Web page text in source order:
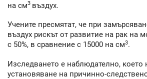
на см3 въздух.
Учените пресмятат, че при
въздух рискът от развитие на рак на
с 50%, в сравнение с 15000 на см3.
Изследването е наблюдателно, което
установяване на причинно-